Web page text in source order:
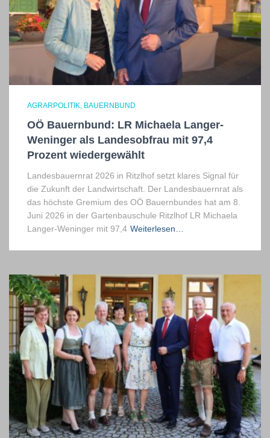
AGRARPOLITIK BAUERNBUND
OÖ Bauernbund: LR Michaela Langer-
Weninger als Landesobfrau mit 97,4
Prozent wiedergewählt
Landesbauernrat 2026 in Ritzlhof setzt klares Signal für
die Zukunft der Landwirtschaft. Der Landesbauernrat als
das höchste Gremium des OÖ Bauernbundes hat am 8.
Juni 2026 in der Gartenbauschule Ritzlhof LR Michaela
Langer-Weninger mit 97,4 Weiterlesen…